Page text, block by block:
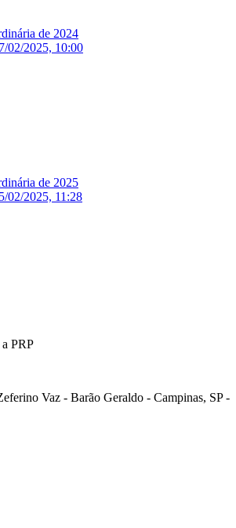
de 2024
02/2025, 10:00
de 2025
02/2025, 11:28
PRP
Vaz - Barão Geraldo - Campinas, SP -